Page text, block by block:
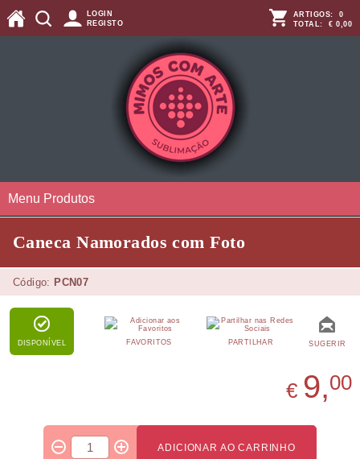
LOGIN
REGISTO
ARTIGOS: 0
TOTAL: € 0,00
Menu Produtos
Caneca Namorados com Foto
Código: PCN07
DISPONÍVEL SUGERIR
PARTILHAR
FAVORITOS
€ 9,00
ADICIONAR AO CARRINHO